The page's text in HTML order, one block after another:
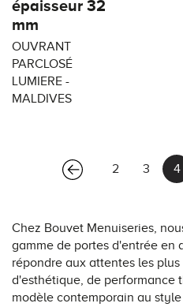
épaisseur 32
mm
OUVRANT
PARCLOSÉ
LUMIERE -
MALDIVES
2 3 4
Chez Bouvet Menuiseries,
gamme de portes d'entrée en
répondre aux attentes les
d'esthétique, de performance
modèle contemporain au